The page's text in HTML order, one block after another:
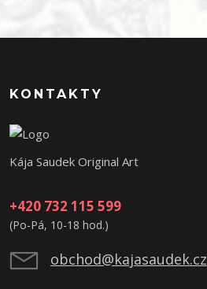
KONTAKTY
Kája Saudek Original Art
+420 732 115 599
(Po-Pá, 10-18 hod.)
obchod@kajasaudek.cz